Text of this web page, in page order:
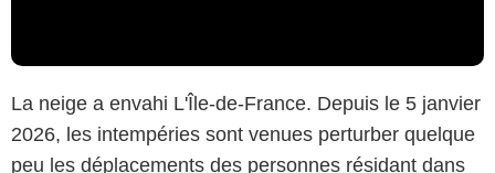
La neige a envahi L'Île-de-France. Depuis le 5 janvier
2026, les intempéries sont venues perturber quelque
peu les déplacements des personnes résidant dans